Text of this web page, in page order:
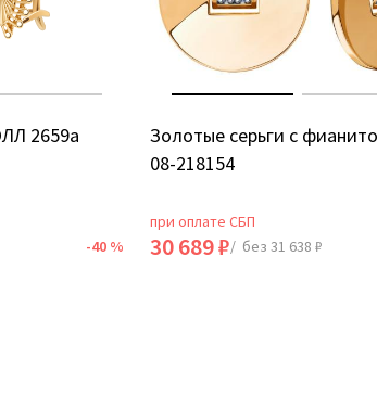
2659а
-40 %
Золотые серьги с
08-218154
при оплате СБП
30 689 ₽/ без 31 638 ₽